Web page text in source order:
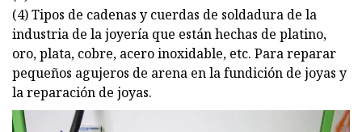
(4) Tipos de cadenas y cuerdas de soldadura de la
industria de la joyería que están hechas de platino,
oro, plata, cobre, acero inoxidable, etc. Para reparar
pequeños agujeros de arena en la fundición de joyas y
la reparación de joyas.